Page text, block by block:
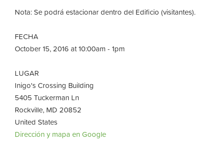
Nota: Se podrá estacionar dentro del Edificio (visitantes).
FECHA
October 15, 2016 at 10:00am - 1pm
LUGAR
Inigo's Crossing Building
5405 Tuckerman Ln
Rockville, MD 20852
United States
Dirección y mapa en Google